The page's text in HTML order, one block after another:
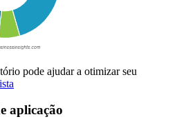
pode ajudar a otimizar seu
aplicação